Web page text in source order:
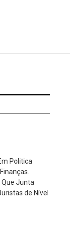
o
terrestres
com
Politica
Junta
de Nível